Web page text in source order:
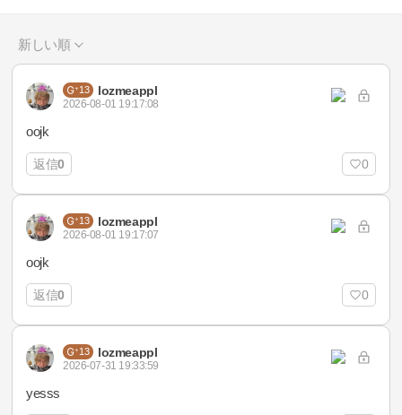
新しい順
13 lozmeappl
2026-08-01 19:17:08
oojk
返信0 0
13 lozmeappl
2026-08-01 19:17:07
oojk
返信0 0
13 lozmeappl
2026-07-31 19:33:59
yesss